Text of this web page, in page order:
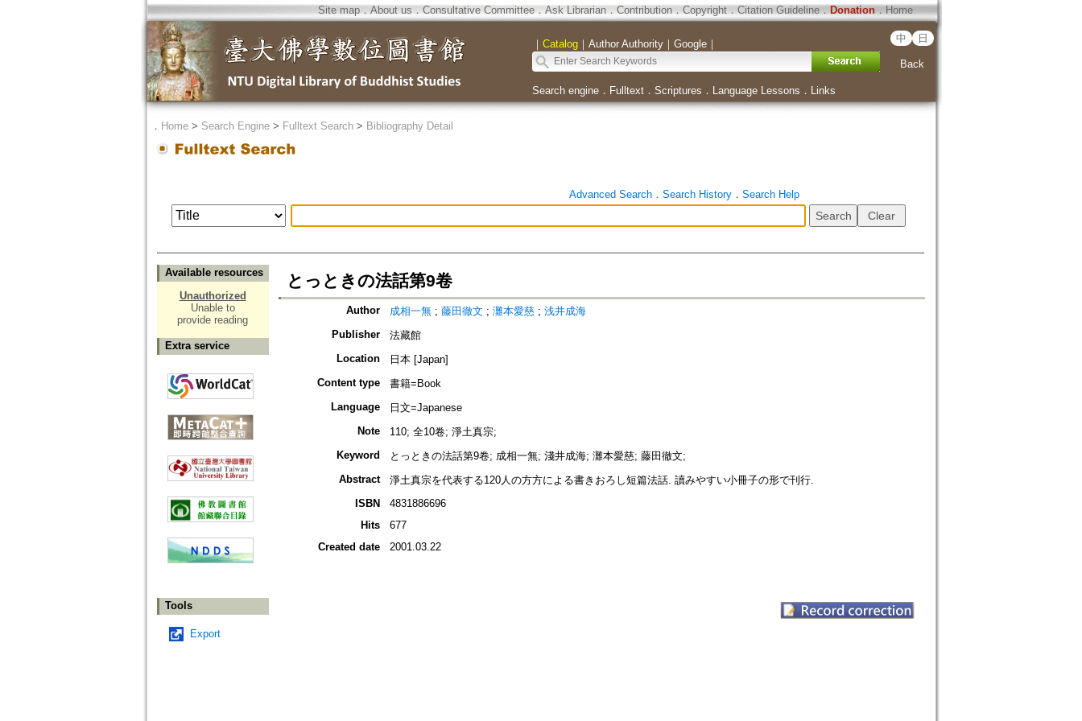
Site map．About us ． Consultative Committee． Ask Librarian． Contribution．Copyright．Citation Guideline． Donation．Home
｜ Catalog｜ Author Authority｜ Google｜ 中 日
Back
Search engine． Fulltext． Scriptures ． Language Lessons ． Links
． Home> Search Engine> Fulltext Search> Bibliography Detail
Advanced Search． Search History． Search Help
Available resources
Unauthorized
Unable to
provide reading
Extra service
Tools
Export
とっときの法話第9卷
Author 成相一無 ; 藤田徹文 ; 灘本愛慈 ; 浅井成海
Publisher
法藏館
Location
日本 [Japan]
Content type
書籍=Book
Language
日文=Japanese
Note
110; 全10卷; 淨土真宗;
Keyword
とっときの法話第9卷; 成相一無; 淺井成海; 灘本愛慈; 藤田徹文;
Abstract
淨土真宗を代表する120人の方方による書きおろし短篇法話. 讀みやすい小冊子の形で刊行.
ISBN
4831886696
Hits
677
Created date
2001.03.22